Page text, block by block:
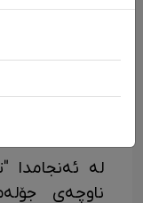
کراونەتەوە،
لە ئەنجامدا
ناوچەی